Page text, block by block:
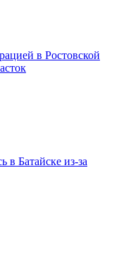
в Ростовской
в Батайске из-за